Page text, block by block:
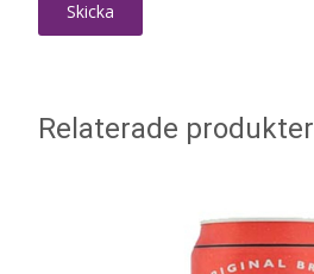
Relaterade produkter